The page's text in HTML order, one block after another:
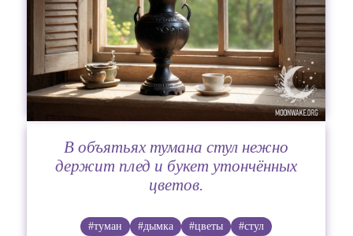
В объятьях тумана стул нежно
держит плед и букет утончённых
цветов.
#туман #дымка #цветы
#стул